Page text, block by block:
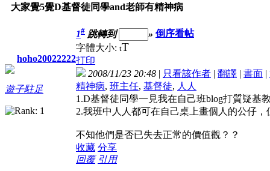
大家覺5覺D基督徒同學and老師有精神病
hoho20022222
遊子駐足
1# 跳轉到 » 倒序看帖
字體大小: tT
打印
2008/11/23 20:48 | 只看該作者 | 翻譯 | 書面 |
精神病, 班主任, 基督徒, 人人
1.D基督徒同學一見我在自己班blog打質疑基
2.我班中人人都可在自己桌上畫個人的公仔
不知他們是否已失去正常的價值觀？？
收藏 分享
回覆 引用